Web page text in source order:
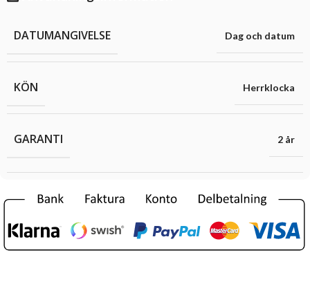
DATUMANGIVELSE Dag och datum
KÖN Herrklocka
GARANTI 2 år